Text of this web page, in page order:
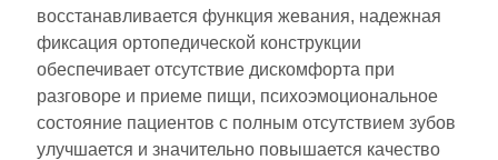
восстанавливается функция жевания, надежная
фиксация ортопедической конструкции
обеспечивает отсутствие дискомфорта при
разговоре и приеме пищи, психоэмоциональное
состояние пациентов с полным отсутствием зубов
улучшается и значительно повышается качество